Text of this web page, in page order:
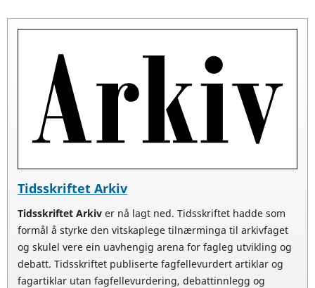
Tidsskriftet Arkiv
Tidsskriftet Arkiver nå lagt ned. Tidsskriftet hadde som
formål å styrke den vitskaplege tilnærminga til arkivfaget
og skulel vere ein uavhengig arena for fagleg utvikling og
debatt. Tidsskriftet publiserte fagfellevurdert artiklar og
fagartiklar utan fagfellevurdering, debattinnlegg og